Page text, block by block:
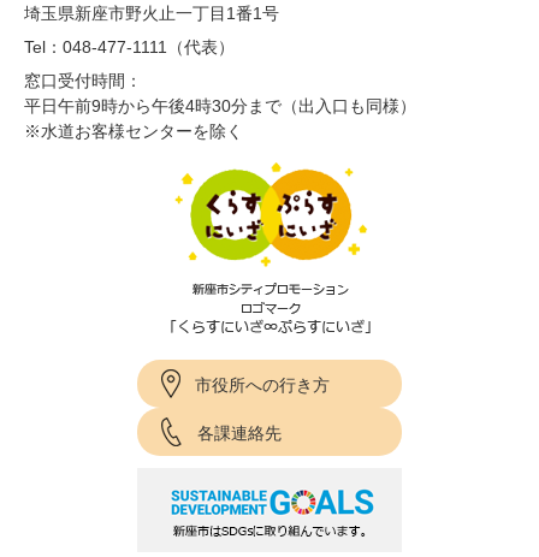
埼玉県新座市野火止一丁目1番1号
Tel：048-477-1111（代表）
窓口受付時間：
平日午前9時から午後4時30分まで（出入口も同様）
※水道お客様センターを除く
市役所への行き方
各課連絡先